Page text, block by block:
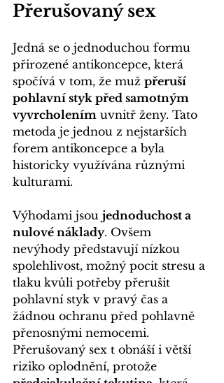
Přerušovaný sex
Jedná se o jednoduchou formu
přirozené antikoncepce, která
spočívá v tom, že muž přeruší
pohlavní styk před samotným
vyvrcholením uvnitř ženy. Tato
metoda je jednou z nejstarších
forem antikoncepce a byla
historicky využívána různými
kulturami.
Výhodami jsou jednoduchost a
nulové náklady. Ovšem
nevýhody představují nízkou
spolehlivost, možný pocit stresu a
tlaku kvůli potřeby přerušit
pohlavní styk v pravý čas a
žádnou ochranu před pohlavně
přenosnými nemocemi.
Přerušovaný sex t obnáší i větší
riziko oplodnění, protože